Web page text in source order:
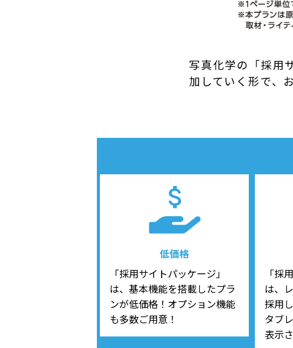
写真化学の「採用
加していく形で、
低価格
「採用サイトパッケージ」
は、基本機能を搭載したプラ
ンが低価格！オプション機能
も多数ご用意！
「採
は、
採用
タブ
表示